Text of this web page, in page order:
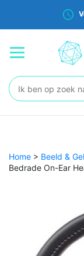
Zoeken:
Home > Beeld &
Bedrade On-Ear